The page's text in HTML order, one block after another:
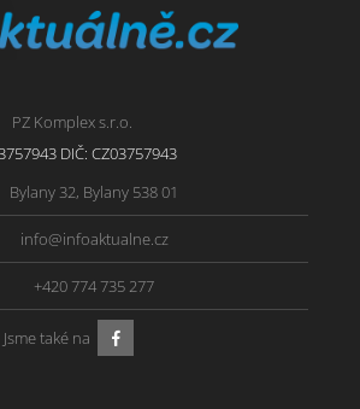
PZ Komplex s.r.o.
DIČ: CZ03757943
Bylany 32, Bylany 538 01
info@infoaktualne.cz
+420 774 735 277
Jsme také na